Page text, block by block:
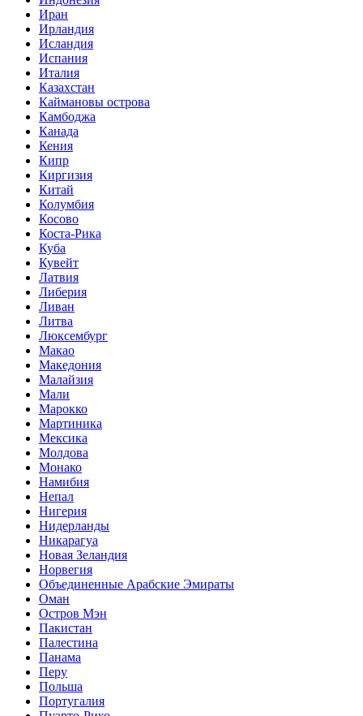
Иран
Ирландия
Исландия
Испания
Италия
Казахстан
Каймановы острова
Камбоджа
Канада
Кения
Кипр
Киргизия
Китай
Колумбия
Косово
Коста-Рика
Куба
Кувейт
Латвия
Либерия
Ливан
Литва
Люксембург
Макао
Македония
Малайзия
Мали
Марокко
Мартиника
Мексика
Молдова
Монако
Намибия
Непал
Нигерия
Нидерланды
Никарагуа
Новая Зеландия
Норвегия
Объединенные Арабские Эмираты
Оман
Остров Мэн
Пакистан
Палестина
Панама
Перу
Польша
Португалия